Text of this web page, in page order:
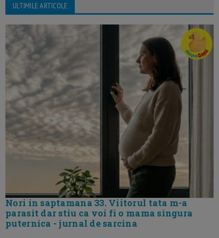
ULTIMILE ARTICOLE
Nori in saptamana 33. Viitorul tata m-a
parasit dar stiu ca voi fi o mama singura
puternica - jurnal de sarcina